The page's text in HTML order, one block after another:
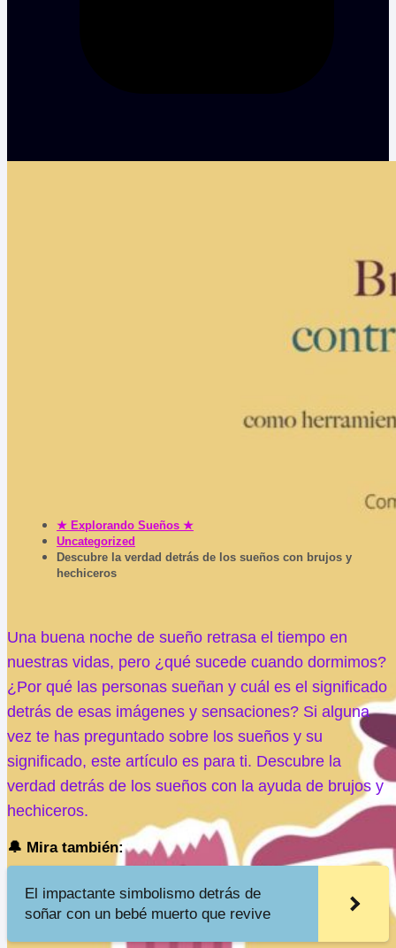
★ Explorando Sueños ★
Uncategorized
Descubre la verdad detrás de los sueños con brujos y
hechiceros
Una buena noche de sueño retrasa el tiempo en
nuestras vidas, pero ¿qué sucede cuando dormimos?
¿Por qué las personas sueñan y cuál es el significado
detrás de esas imágenes y sensaciones? Si alguna
vez te has preguntado sobre los sueños y su
significado, este artículo es para ti. Descubre la
verdad detrás de los sueños con la ayuda de brujos y
hechiceros.
🔔 Mira también:
El impactante simbolismo detrás de
soñar con un bebé muerto que revive